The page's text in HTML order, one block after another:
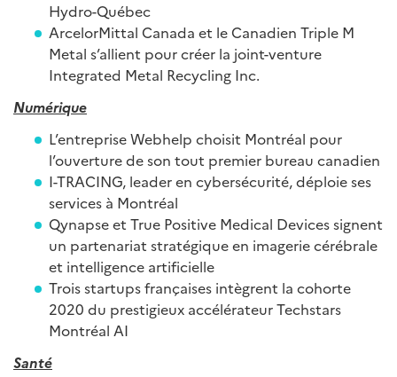
Hydro-Québec
ArcelorMittal Canada et le Canadien Triple M
Metal s’allient pour créer la joint-venture
Integrated Metal Recycling Inc.
Numérique
L’entreprise Webhelp choisit Montréal pour
l’ouverture de son tout premier bureau canadien
I-TRACING, leader en cybersécurité, déploie ses
services à Montréal
Qynapse et True Positive Medical Devices signent
un partenariat stratégique en imagerie cérébrale
et intelligence artificielle
Trois startups françaises intègrent la cohorte
2020 du prestigieux accélérateur Techstars
Montréal AI
Santé